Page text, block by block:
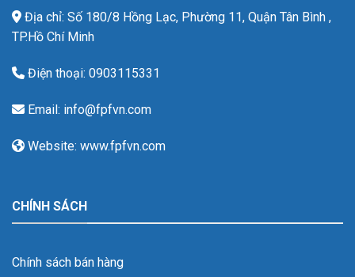
Địa chỉ: Số 180/8 Hồng Lạc, Phường 11, Quận Tân Bình ,
TP.Hồ Chí Minh
Điện thoại: 0903115331
Email: info@fpfvn.com
Website: www.fpfvn.com
CHÍNH SÁCH
Chính sách bán hàng